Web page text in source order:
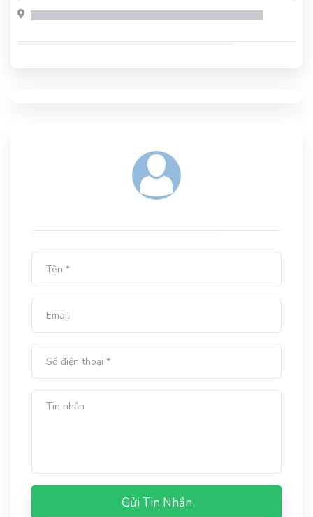
Gửi Tin Nhắn